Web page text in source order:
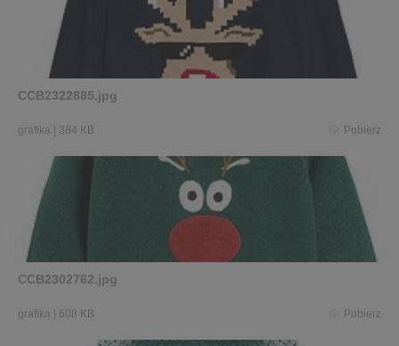
CCB2322885.jpg
grafika 384 KB Pobierz
CCB2302762.jpg
grafika 608 KB Pobierz